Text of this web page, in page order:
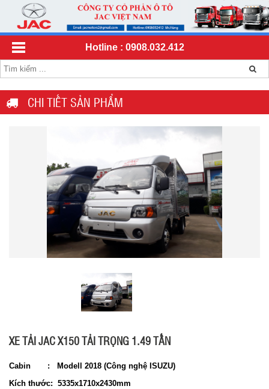
Hotline : 0908.032.412
CHI TIẾT SẢN PHẨM
XE TẢI JAC X150 TẢI TRỌNG 1.49 TẤN
Cabin :
Modell 2018 (Công nghệ ISUZU)
Kích thước: 5335x1710x2430mm